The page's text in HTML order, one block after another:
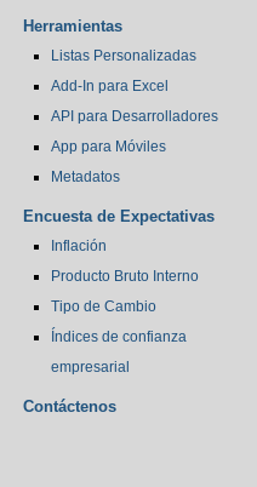
Herramientas
Listas Personalizadas
Add-In para Excel
API para Desarrolladores
App para Móviles
Metadatos
Encuesta de Expectativas
Inflación
Producto Bruto Interno
Tipo de Cambio
Índices de confianza
empresarial
Contáctenos